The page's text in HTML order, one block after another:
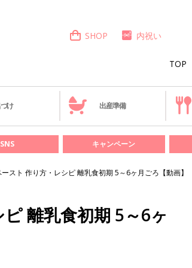
TOP
SHOP 内祝い
け 出産準備
SNS キャンペーン
スト 作り方・レシピ 離乳食初期 5～6ヶ月ごろ【動画】
離乳食初期 5～6ヶ